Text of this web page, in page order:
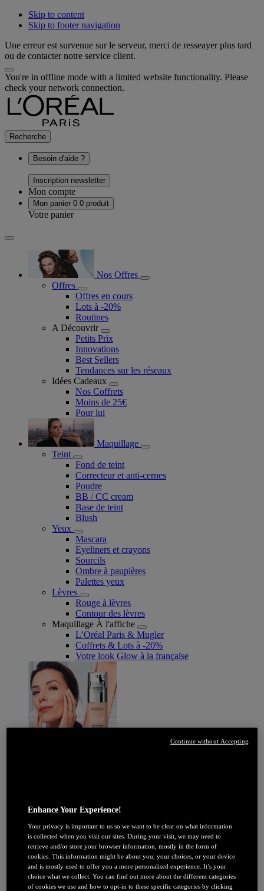
Skip to content
Skip to footer navigation
Une erreur est survenue sur le serveur, merci de resseayer plus tard
ou de contacter notre service client.
You're in offline mode with a limited website functionality. Please
check your network connection.
Recherche
Besoin d'aide ?
Inscription newsletter
Mon compte
Mon panier 0 0 produit
Votre panier
Nos Offres
Offres
Offres en cours
Lots à -20%
Routines
A Découvrir
Petits Prix
Innovations
Best Sellers
Tendances sur les réseaux
Idées Cadeaux
Nos Coffrets
Moins de 25€
Pour lui
Maquillage
Teint
Fond de teint
Correcteur et anti-cernes
Poudre
BB / CC cream
Base de teint
Blush
Yeux
Mascara
Eyeliners et crayons
Sourcils
Ombre à paupières
Palettes yeux
Lèvres
Rouge à lèvres
Contour des lèvres
Maquillage À l'affiche
L’Oréal Paris & Mugler
Coffrets & Lots à -20%
Votre look Glow à la française
Crème de jour
Sérum et ampoules visage
Soin yeux
Masque
Nettoyant and Démaquillant
Soin : Par bénéfice
Anti-rides
Enhance Your Experience!
Your privacy is important to us so we want to be clear on what information
is collected when you visit our sites. During your visit, we may need to
retrieve and/or store your browser information, mostly in the form of
cookies. This information might be about you, your choices, or your device
and is mostly used to offer you a more personalised experience. It’s your
choice what we collect. You can find out more about the different categories
of cookies we use and how to opt-in to these specific categories by clicking
Continue without Accepting